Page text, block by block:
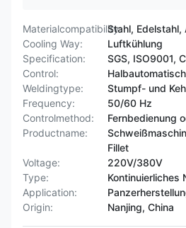
Materialcompatibility:Stahl, Edelstahl,
Cooling Way:
Luftkühlung
Specification:
SGS, ISO9001,
Control:
Halbautomatisch
Weldingtype:
Stumpf- und
Frequency:
50/60 Hz
Controlmethod:
Fernbedienung
Productname:
Fillet
Voltage:
220V/380V
Type:
Kontinuierliches
Application:
Origin:
Nanjing, China